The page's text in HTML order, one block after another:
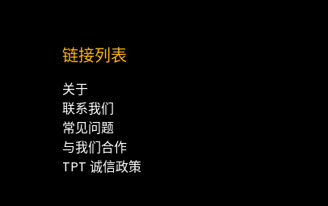
链接列表
关于
联系我们
常见问题
与我们合作
TPT 诚信政策